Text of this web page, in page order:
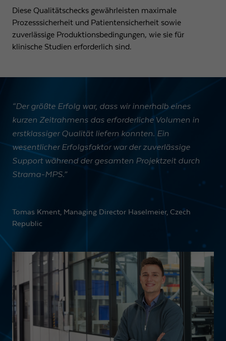
Diese Qualitätschecks gewährleisten maximale
Prozesssicherheit und Patientensicherheit sowie
zuverlässige Produktionsbedingungen, wie sie für
klinische Studien erforderlich sind.
“Der größte Erfolg war, dass wir innerhalb eines
kurzen Zeitrahmens das erforderliche Volumen in
erstklassiger Qualität liefern konnten. Ein
wesentlicher Erfolgsfaktor war der zuverlässige
Support während der gesamten Projektzeit durch
Strama-MPS.”
Tomas Kment, Managing Director Haselmeier, Czech
Republic